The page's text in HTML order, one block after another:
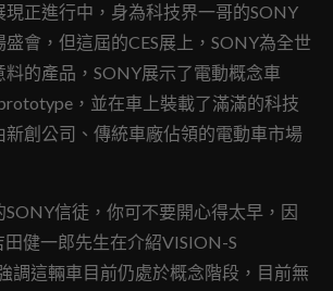
現正進行中，身為科技界一哥的SONY
會，但這屆的CES展上，SONY為全世
的產品，SONY展示了電動概念車
，並在車上裝載了滿滿的科技
新創公司、傳統車廠佔領的電動車市場
信徒，你可不要開心得太早，因
健一郎先生在介紹VISION-S
調這輛車目前仍處於概念階段，目前無